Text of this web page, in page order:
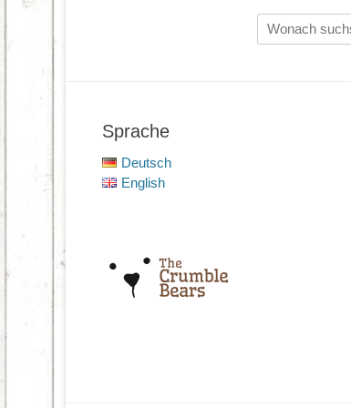
Suche
nach:
Sprache
Deutsch
English